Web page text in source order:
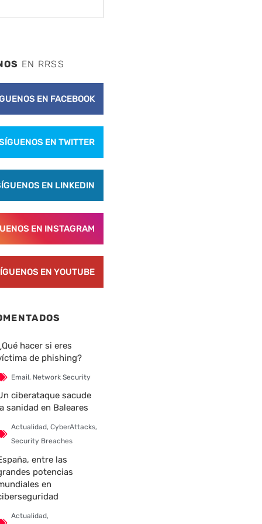
EN RRSS
EN FACEBOOK
EN TWITTER
EN LINKEDIN
EN INSTAGRAM
EN YOUTUBE
hacer si eres
de phishing?
Email, Network Security
ciberataque sacude
sanidad en Baleares
Actualidad, CyberAttacks,
Security Breaches
entre las
potencias
en
Actualidad,